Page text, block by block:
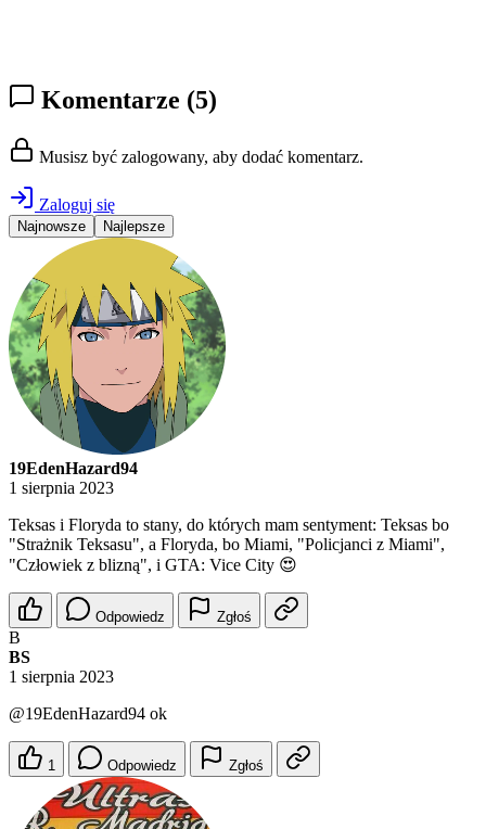
Komentarze (5)
Musisz być zalogowany, aby dodać komentarz.
Zaloguj się
Najnowsze Najlepsze
19EdenHazard94
1 sierpnia 2023
Teksas i Floryda to stany, do których mam sentyment: Teksas bo
"Strażnik Teksasu", a Floryda, bo Miami, "Policjanci z Miami",
"Człowiek z blizną", i GTA: Vice City 😍
Odpowiedz Zgłoś
B
BS
1 sierpnia 2023
@19EdenHazard94 ok
1 Odpowiedz Zgłoś